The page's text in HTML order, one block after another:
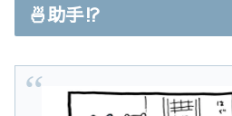
🍜助手⁉︎